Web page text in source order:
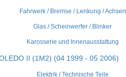
Fahrwerk / Bremse / Lenkung / Achsen
Glas / Scheinwerfer / Blinker
Karosserie und Innenausstattung
II (1M2) (04 1999 - 05 2006)
Elektrik / Technische Teile